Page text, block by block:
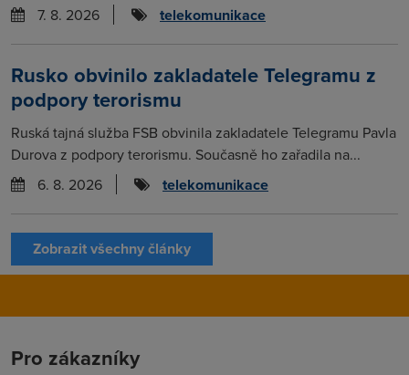
7. 8. 2026
telekomunikace
Rusko obvinilo zakladatele Telegramu z
podpory terorismu
Ruská tajná služba FSB obvinila zakladatele Telegramu Pavla
Durova z podpory terorismu. Současně ho zařadila na...
6. 8. 2026
telekomunikace
Zobrazit všechny články
Pro zákazníky